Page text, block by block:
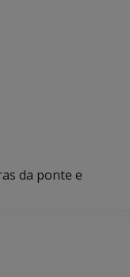
da ponte e